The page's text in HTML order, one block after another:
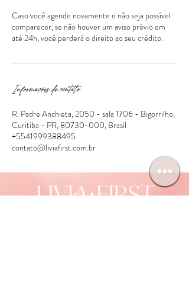
Caso você agende novamente e não seja possível
comparecer, se não houver um aviso prévio em
Informações de contato
R. Padre Anchieta, 2050 - sala 1706 - Bigorrilho,
Curitiba - PR, 80730-000, Brasil
+5541999388495
contato@liviafirst.com.br